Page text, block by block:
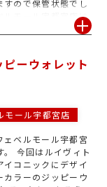
すので保管状態でし
ルモール宇都宮店は
なブランド品お買
不明点ございまし
モール宇都宮店
ェベルモール宇都宮
今回はルイヴィト
コニックにデザイ
カラーのジッピーウ